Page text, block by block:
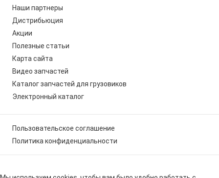
Наши партнеры
Дистрибьюция
Акции
Полезные статьи
Карта сайта
Видео запчастей
Каталог запчастей для грузовиков
Электронный каталог
Пользовательское соглашение
Политика конфиденциальности